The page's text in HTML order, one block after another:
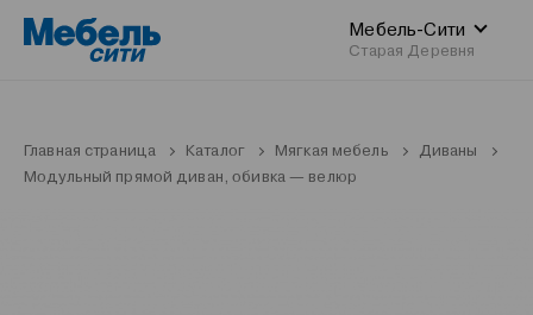
Мебель-Сити
Старая Деревня
Главная страница Каталог Мягкая мебель
Диваны
Модульный прямой диван, обивка — велюр